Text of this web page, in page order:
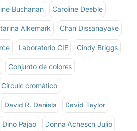
Buchanan Caroline Deeble
Alkemark Chan Dissanayake
Laboratorio CIE Cindy Briggs
Conjunto de colores
Círculo cromático
David R. Daniels David Taylor
Dino Pajao Donna Acheson Julio